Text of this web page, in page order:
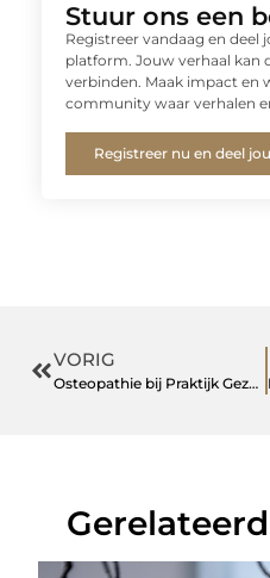
Stuur ons een
Registreer vandaag en deel
platform. Jouw verhaal kan
verbinden. Maak impact en
community waar verhalen
Registreer nu en deel
VORIG
Osteopathie bij Praktijk Gezond Mens: Rugklachten Door Een Beknelde Zenuw